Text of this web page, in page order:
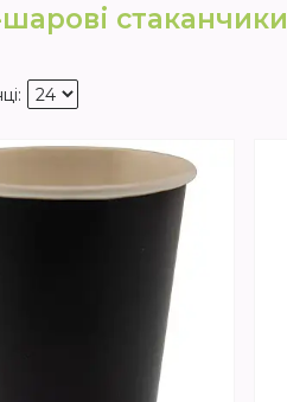
стаканчики